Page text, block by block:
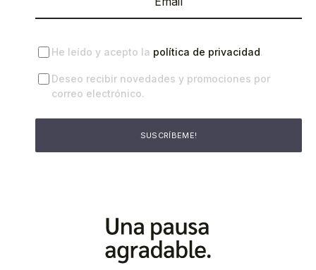
He leído y acepto la política de privacidad.
Deseo recibir novedades y promociones por
correo electrónico.